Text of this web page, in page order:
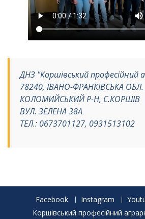
ДНЗ "Коршівський професійний
78240, ІВАНО-ФРАНКІВСЬКА ОБЛ.
КОЛОМИЙСЬКИЙ Р-Н, С.КОРШІВ
ВУЛ. ЗЕЛЕНА 38А
ТЕЛ.: 0673701127, 0931513102
Facebook Instagram
Коршівський професійний